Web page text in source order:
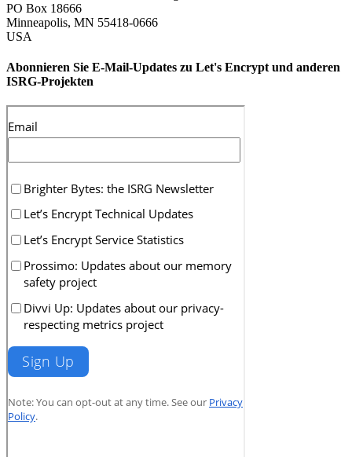
PO Box 18666
Minneapolis, MN 55418-0666
USA
Abonnieren Sie E-Mail-Updates zu Let's Encrypt und anderen
ISRG-Projekten